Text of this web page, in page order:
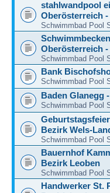
stahlwandpool
Oberösterreich
Schwimmbad Pool
Oberösterreich
Schwimmbad Pool
Bank
Schwimmbad Pool
Baden Glanegg
Schwimmbad Pool
Bezirk Wels-
Schwimmbad Pool
Bauernhof
Bezirk Leoben
Schwimmbad Pool
Handwerker St.